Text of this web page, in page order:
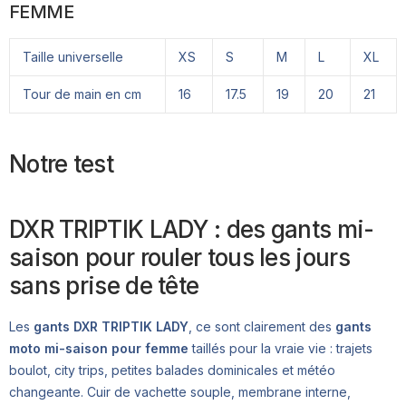
FEMME
Taille universelle XS S M L XL
Tour de main en cm 16 17.5 19 20 21
Notre test
DXR TRIPTIK LADY : des gants mi-
saison pour rouler tous les jours
sans prise de tête
Les gants DXR TRIPTIK LADY , ce sont clairement des gants
moto mi-saison pour femme taillés pour la vraie vie : trajets
boulot, city trips, petites balades dominicales et météo
changeante. Cuir de vachette souple, membrane interne,